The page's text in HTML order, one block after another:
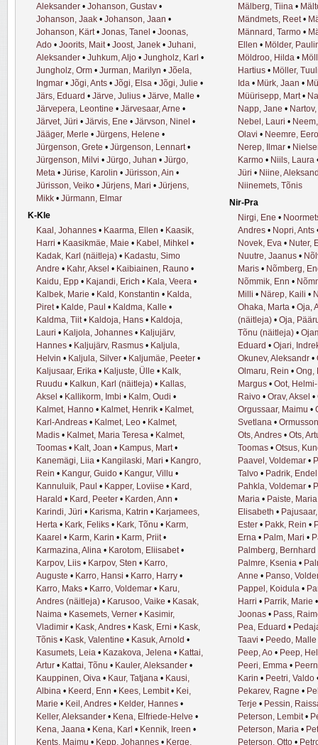
Aleksander • Johanson, Gustav •
Johanson, Jaak • Johanson, Jaan •
Johanson, Kärt• Jonas, Tanel • Joonas,
Ado • Joorits, Mait• Joost, Janek • Juhani,
Aleksander • Juhkum, Aljo • Jungholz, Karl •
Jungholz, Orm • Jurman, Marilyn • Jõela,
Ingmar • Jõgi, Ants • Jõgi, Elsa • Jõgi, Julie •
Järs, Eduard • Järve, Julius • Järve, Malle •
Järvepera, Leontine • Järvesaar, Arne •
Järvet, Jüri • Järvis, Ene • Järvson, Ninel •
Jääger, Merle • Jürgens, Helene •
Jürgenson, Grete • Jürgenson, Lennart•
Jürgenson, Milvi • Jürgo, Juhan • Jürgo,
Meta • Jürise, Karolin • Jürisson, Ain •
Jürisson, Veiko • Jürjens, Mari • Jürjens,
Mikk • Jürmann, Elmar
K-Kle
Kaal, Johannes • Kaarma, Ellen • Kaasik,
Harri • Kaasikmäe, Maie • Kabel, Mihkel •
Kadak, Karl (näitleja) • Kadastu, Simo
Andre • Kahr, Aksel • Kaibiainen, Rauno •
Kaidu, Epp • Kajandi, Erich • Kala, Veera •
Kalbek, Marie • Kald, Konstantin • Kalda,
Piret • Kalde, Paul • Kaldma, Kalle •
Kaldma, Tiit • Kaldoja, Hans • Kaldoja,
Lauri • Kaljola, Johannes • Kaljujärv,
Hannes • Kaljujärv, Rasmus • Kaljula,
Helvin • Kaljula, Silver • Kaljumäe, Peeter •
Kaljusaar, Erika • Kaljuste, Ülle • Kalk,
Ruudu • Kalkun, Karl (näitleja) • Kallas,
Aksel • Kallikorm, Imbi • Kalm, Oudi •
Kalmet, Hanno • Kalmet, Henrik • Kalmet,
Karl-Andreas • Kalmet, Leo • Kalmet,
Madis • Kalmet, Maria Teresa • Kalmet,
Toomas • Kalt, Joan • Kampus, Mart •
Kanemägi, Liia • Kangilaski, Mari • Kangro,
Rein • Kangur, Guido • Kangur, Villu •
Kannuluik, Paul • Kapper, Loviise • Kard,
Harald • Kard, Peeter • Karden, Ann •
Karindi, Jüri • Karisma, Katrin • Karjamees,
Herta • Kark, Feliks • Kark, Tõnu • Karm,
Kaarel • Karm, Karin • Karm, Priit •
Karmazina, Alina • Karotom, Eliisabet •
Karpov, Liis • Karpov, Sten • Karro,
Auguste • Karro, Hansi • Karro, Harry •
Karro, Maks • Karro, Voldemar • Karu,
Andres (näitleja) • Karusoo, Vaike • Kasak,
Naima • Kasemets, Verner • Kasimir,
Vladimir • Kask, Andres • Kask, Erni • Kask,
Tõnis • Kask, Valentine • Kasuk, Arnold •
Kasumets, Leia • Kazakova, Jelena • Kattai,
Artur • Kattai, Tõnu • Kauler, Aleksander •
Kauppinen, Oiva • Kaur, Tatjana • Kausi,
Albina • Keerd, Enn • Kees, Lembit • Kei,
Marie • Keil, Andres • Kelder, Hannes •
Keller, Aleksander • Kena, Elfriede-Helve •
Kena, Jaana • Kena, Karl • Kennik, Ireen •
Kents, Maimu • Kepp, Johannes • Kerge,
Mälberg, Tiina •
Mändmets, Reet•
Männard, Tarmo •
Ellen • Mölder,
Möldroo, Hilda •
Hartius • Möller,
Ida • Mürk, Jaan •
Müürisepp, Mart•
Napp, Jane •
Nebel, Lauri •
Olavi • Neemre, Eero
Nerep, Ilmar •
Karmo • Niils, Laura
Jüri • Niine,
Niinemets, Tõnis
Nir-Pra
Nirgi, Ene •
Andres • Nopri, Ants
Novek, Eva • Nuter,
Nuutre, Jaanus •
Maris • Nõmberg,
Nõmmik, Enn •
Milli • Närep, Kaili •
Ohaka, Marta • Oja,
(näitleja) • Oja,
Tõnu (näitleja) •
Eduard • Ojari,
Okunev, Aleksandr •
Olmaru, Rein • Ong,
Margus • Oot,
Raivo • Orav, Aksel •
Orgussaar, Maimu •
Svetlana •
Ots, Andres • Ots,
Toomas • Otsus,
Paavel, Voldemar •
Talvo • Padrik, Endel
Pahkla, Voldemar •
Maria • Paiste, Maria
Elisabeth •
Ester • Pakk, Rein •
Erna • Palm, Mari •
Palmberg, Bernhard
Palmre, Ksenia •
Anne • Panso,
Pappel, Koidula •
Harri • Parrik, Marie
Joonas • Pass,
Pea, Eduard •
Taavi • Peedo, Malle
Peep, Ao • Peep,
Peeri, Emma •
Karin • Peetri, Valdo
Pekarev, Ragne •
Terje • Pessin,
Peterson, Lembit •
Peterson, Maria •
Peterson, Otto •